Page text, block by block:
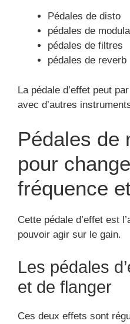
Pédales de disto
pédales de
pédales de filtres
pédales de reverb
La pédale d’effet peut
avec d’autres
Pédales de
pour
fréquence
Cette pédale d’effet est
pouvoir agir sur le gain.
Les pédales
et de flanger
Ces deux effets sont